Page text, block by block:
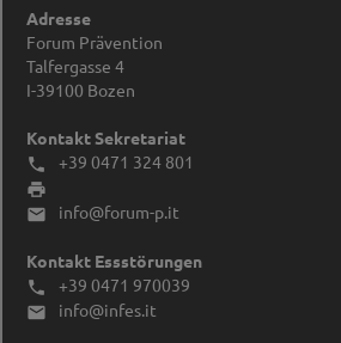
Adresse
Forum Prävention
Talfergasse 4
I-39100 Bozen
Kontakt Sekretariat
 +39 0471 324 801


info@forum-p.it
Kontakt Essstörungen
 +39 0471 970039
 info@infes.it